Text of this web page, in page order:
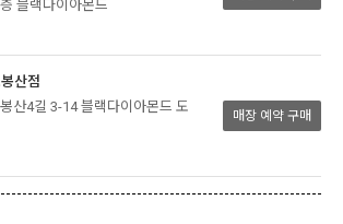
블랙다이아몬드
산점
산4길 3-14 블랙다이아몬드 도
매장 예약 구매